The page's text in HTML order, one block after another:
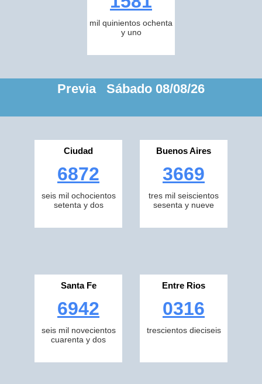
mil quinientos ochenta
y uno
Previa Sábado 08/08/26
Ciudad
6872
seis mil ochocientos
setenta y dos
Buenos Aires
3669
tres mil seiscientos
sesenta y nueve
Santa Fe
6942
seis mil novecientos
cuarenta y dos
Entre Rios
0316
trescientos dieciseis